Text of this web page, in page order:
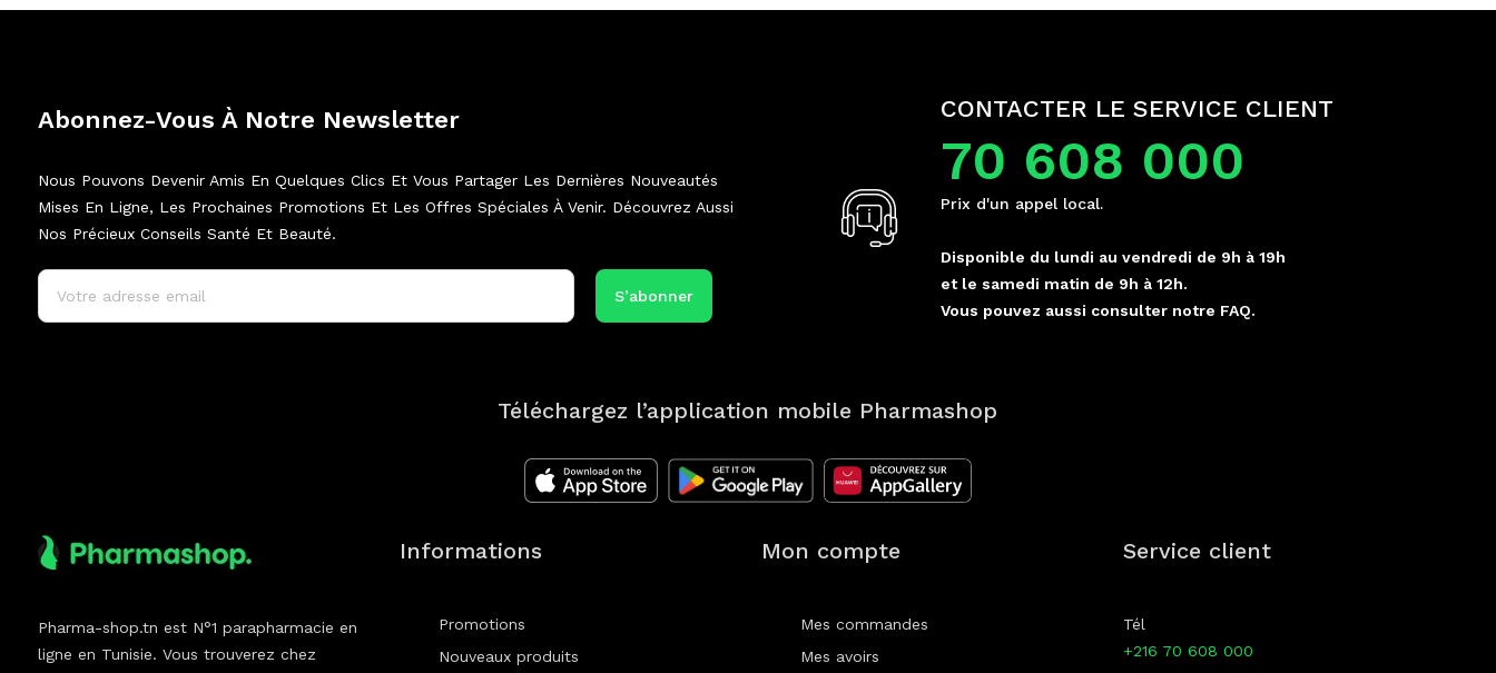
Abonnez-Vous À Notre Newsletter
Nous Pouvons Devenir Amis En Quelques Clics Et Vous Partager Les Dernières Nouveautés
Mises En Ligne, Les Prochaines Promotions Et Les Offres Spéciales À Venir. Découvrez Aussi
Nos Précieux Conseils Santé Et Beauté.
CONTACTER LE SERVICE CLIENT
70 608 000
Prix d'un appel local.
Disponible du lundi au vendredi de 9h à 19h
et le samedi matin de 9h à 12h.
Vous pouvez aussi consulter notre FAQ.
Téléchargez l’application mobile Pharmashop
Pharma-shop.tn est N°1 parapharmacie en
ligne en Tunisie. Vous trouverez chez
Informations
Promotions
Nouveaux produits
Mon compte
Mes commandes
Mes avoirs
Service client
Tél
+216 70 608 000